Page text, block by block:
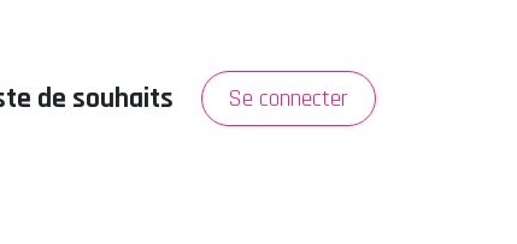
de souhaits Se connecter